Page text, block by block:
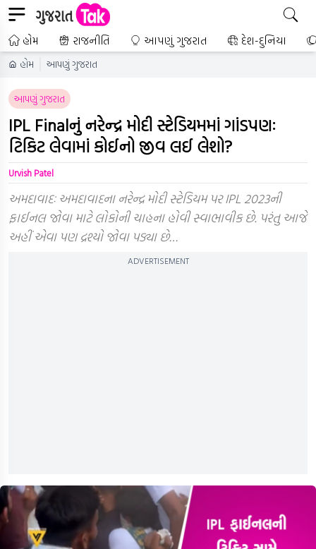
હોમ રાજનીતિ આપણું ગુજરાત દેશ-દુનિયા
હોમ આપણું ગુજરાત
આપણું ગુજરાત
IPL Finalનું નરેન્દ્ર મોદી સ્ટેડિયમમાં ગાંડપણઃ
ટિકિટ લેવામાં કોઈનો જીવ લઈ લેશો?
Urvish Patel
અમદાવાદઃ અમદાવાદના નરેન્દ્ર મોદી સ્ટેડિયમ પર IPL 2023ની
ફાઈનલ જોવા માટે લોકોની ચાહના હોવી સ્વાભાવીક છે. પરંતુ આજે
અહીં એવા પણ દ્રશ્યો જોવા પડ્યા છે…
ADVERTISEMENT